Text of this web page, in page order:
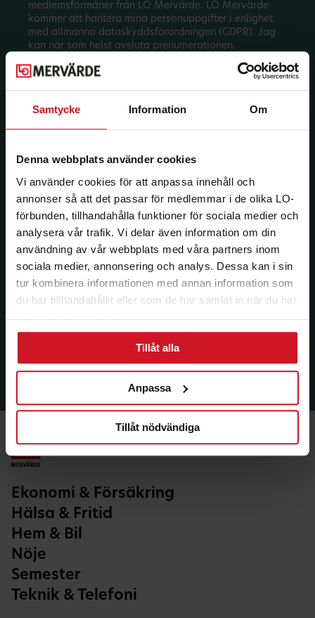
Samtycke Information Om
Denna webbplats använder cookies
Vi använder cookies för att anpassa innehåll och
annonser så att det passar för medlemmar i de olika LO-
förbunden, tillhandahålla funktioner för sociala medier och
analysera vår trafik. Vi delar även information om din
användning av vår webbplats med våra partners inom
sociala medier, annonsering och analys. Dessa kan i sin
tur kombinera informationen med annan information som
du har tillhandahållit eller som de har samlat in när du har
använt deras tjänster.
Tillåt alla
Anpassa
Tillåt nödvändiga
medlemsförmåner från LO Mervärde. LO Mervärde
kommer att hantera mina personuppgifter i enlighet
med allmänna dataskyddsförordningen (GDPR). Jag
kan när som helst avsluta prenumerationen.
Ekonomi & Försäkring
Hälsa & Fritid
Hem & Bil
Nöje
Semester
Teknik & Telefoni